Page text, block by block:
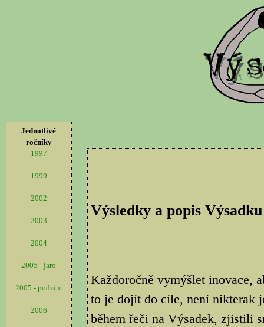
Jednotlivé
ročníky
1997
1999
2002
2003
2004
2005 - jaro
2005 - podzim
2006
Výsledky a popis Výsadku
Každoročně vymýšlet inovace,
to je dojít do cíle, není nikterak
během řeči na Výsadek, zjistili